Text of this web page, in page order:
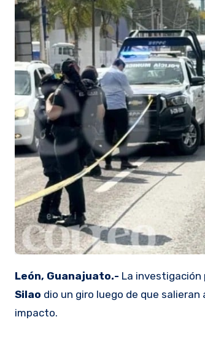
León, Guanajuato.- La
Silao dio un giro luego de que
impacto.